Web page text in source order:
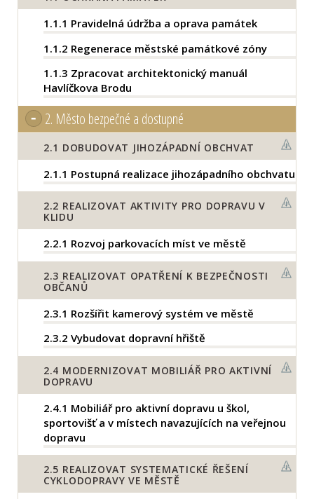
1.1.1 Pravidelná údržba a oprava památek
1.1.2 Regenerace městské památkové zóny
1.1.3 Zpracovat architektonický manuál
Havlíčkova Brodu
2. Město bezpečné a dostupné
2.1 DOBUDOVAT JIHOZÁPADNÍ OBCHVAT
2.1.1 Postupná realizace jihozápadního obchvatu
2.2 REALIZOVAT AKTIVITY PRO DOPRAVU V
KLIDU
2.2.1 Rozvoj parkovacích míst ve městě
2.3 REALIZOVAT OPATŘENÍ K BEZPEČNOSTI
OBČANŮ
2.3.1 Rozšířit kamerový systém ve městě
2.3.2 Vybudovat dopravní hřiště
2.4 MODERNIZOVAT MOBILIÁŘ PRO AKTIVNÍ
DOPRAVU
2.4.1 Mobiliář pro aktivní dopravu u škol,
sportovišť a v místech navazujících na veřejnou
dopravu
2.5 REALIZOVAT SYSTEMATICKÉ ŘEŠENÍ
CYKLODOPRAVY VE MĚSTĚ